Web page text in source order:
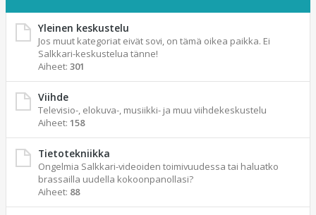
Yleinen keskustelu
Jos muut kategoriat eivät sovi, on tämä oikea paikka. Ei
Salkkari-keskustelua tänne!
Aiheet: 301
Viihde
Televisio-, elokuva-, musiikki- ja muu viihdekeskustelu
Aiheet: 158
Tietotekniikka
Ongelmia Salkkari-videoiden toimivuudessa tai haluatko
brassailla uudella kokoonpanollasi?
Aiheet: 88